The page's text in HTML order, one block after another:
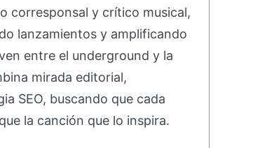
corresponsal y crítico musical,
lanzamientos y amplificando
entre el underground y la
mirada editorial,
SEO, buscando que cada
la canción que lo inspira.